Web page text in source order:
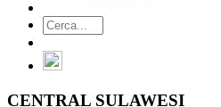
CENTRAL SULAWESI